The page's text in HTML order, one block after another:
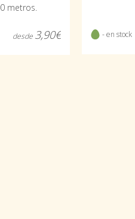
metros.
desde 3,90€ - en stock